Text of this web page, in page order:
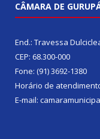
CÂMARA DE
End.: Travessa
CEP: 68.300-000
Fone: (91) 3692-1380
Horário de
E-mail: